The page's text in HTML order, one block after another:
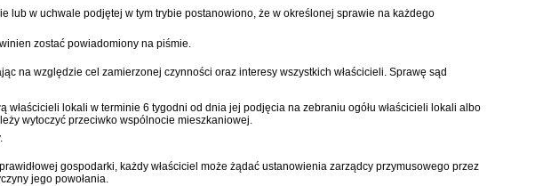
lub w uchwale podjętej w tym trybie postanowiono, że w określonej sprawie na każdego
zostać powiadomiony na piśmie.
na względzie cel zamierzonej czynności oraz interesy wszystkich właścicieli. Sprawę sąd
lokali w terminie 6 tygodni od dnia jej podjęcia na zebraniu ogółu właścicieli lokali albo
wytoczyć przeciwko wspólnocie mieszkaniowej.
gospodarki, każdy właściciel może żądać ustanowienia zarządcy przymusowego przez
jego powołania.